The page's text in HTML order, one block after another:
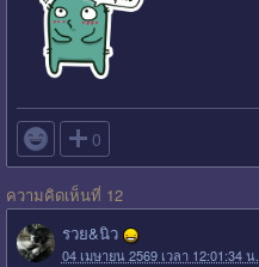
 0
ความคิดเห็นที่ 12
รวย&นิว
04 เมษายน 2569 เวลา 12:01:34 น.